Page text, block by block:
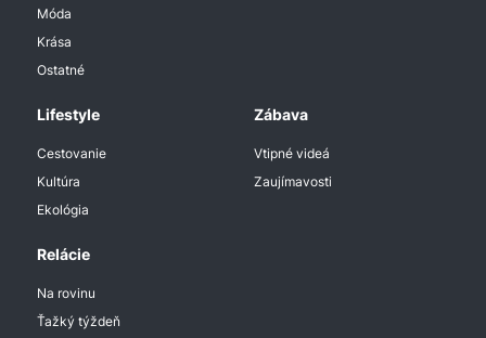
Móda
Krása
Ostatné
Lifestyle
Cestovanie
Kultúra
Ekológia
Zábava
Vtipné videá
Zaujímavosti
Relácie
Na rovinu
Ťažký týždeň